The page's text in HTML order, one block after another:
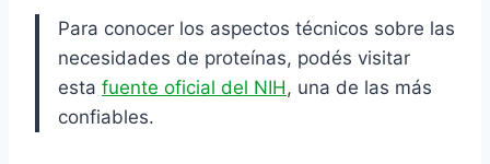
Para conocer los aspectos técnicos sobre las
necesidades de proteínas, podés visitar
esta fuente oficial del NIH, una de las más
confiables.